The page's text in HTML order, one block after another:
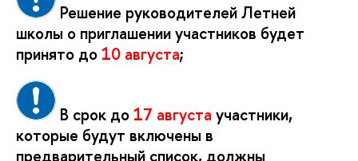
Решение руководителей Летней
школы о приглашении участников будет
принято до10 августа;
В срок до17 августа участники,
которые будут включены в
предварительный список, должны